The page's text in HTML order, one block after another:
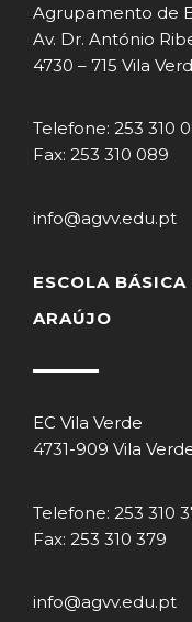
Agrupamento de
Av. Dr. António
4730 – 715 Vila
Telefone: 253 310
Fax: 253 310 089
info@agvv.edu.pt
ESCOLA
ARAÚJO
EC Vila Verde
4731-909 Vila
Telefone: 253 310
Fax: 253 310 379
info@agvv.edu.pt